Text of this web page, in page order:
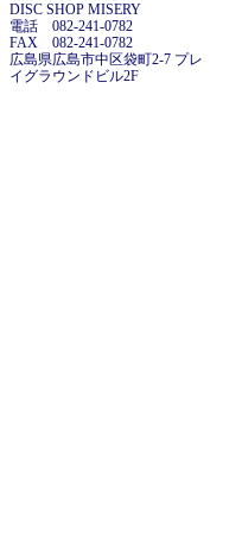
DISC SHOP MISERY
電話 082-241-0782
FAX 082-241-0782
広島県広島市中区袋町2-7 プレ
イグラウンドビル2F